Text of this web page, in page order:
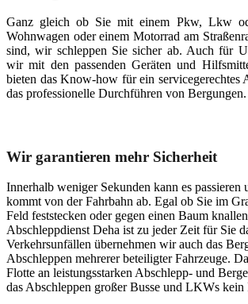
Ganz gleich ob Sie mit einem Pkw, Lkw
Wohnwagen oder einem Motorrad am
sind, wir schleppen Sie sicher ab. Auch für
wir mit den passenden Geräten und
bieten das Know-how für ein servicegerechtes
das professionelle Durchführen von Bergungen.
Wir garantieren mehr Sicherheit
Innerhalb weniger Sekunden kann es passieren
kommt von der Fahrbahn ab. Egal ob Sie im
Feld feststecken oder gegen einen Baum
Abschleppdienst Deha ist zu jeder Zeit für Sie
Verkehrsunfällen übernehmen wir auch das
Abschleppen mehrerer beteiligter Fahrzeuge.
Flotte an leistungsstarken Abschlepp- und
das Abschleppen großer Busse und LKWs kein